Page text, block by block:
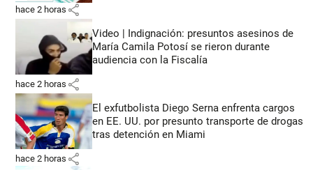
hace 2 horas share
Video | Indignación: presuntos asesinos de
María Camila Potosí se rieron durante
audiencia con la Fiscalía
hace 2 horas share
El exfutbolista Diego Serna enfrenta cargos
en EE. UU. por presunto transporte de drogas
tras detención en Miami
hace 2 horas share